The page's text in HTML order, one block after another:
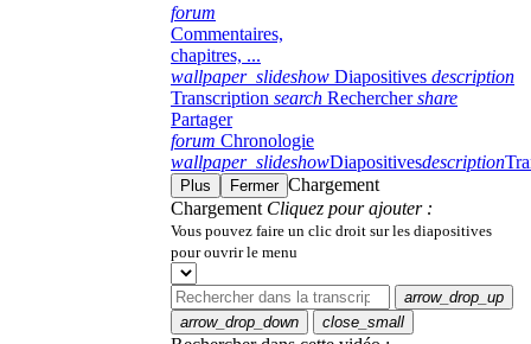
forum
Commentaires,
chapitres, ...
wallpaper_slideshow Diapositives description
Transcription search Rechercher share
Partager
forum Chronologie
wallpaper_slideshowDiapositivesdescription
Plus Fermer Chargement
Chargement Cliquez pour ajouter :
Vous pouvez faire un clic droit sur les diapositives
pour ouvrir le menu
arrow_drop_up
arrow_drop_down
close_small